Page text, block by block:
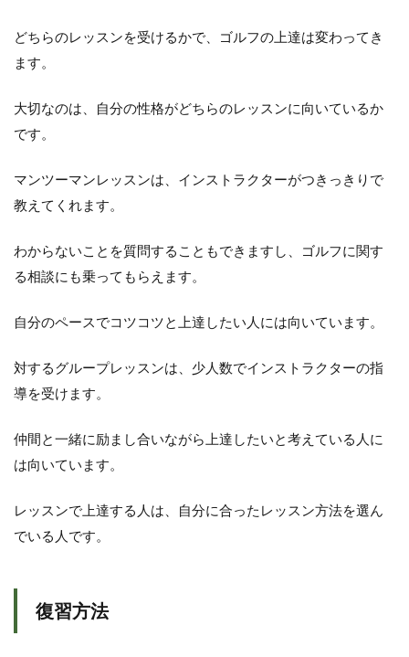
どちらのレッスンを受けるかで、ゴルフの上達は変わってき
ます。
大切なのは、自分の性格がどちらのレッスンに向いているか
です。
マンツーマンレッスンは、インストラクターがつきっきりで
教えてくれます。
わからないことを質問することもできますし、ゴルフに関す
る相談にも乗ってもらえます。
自分のペースでコツコツと上達したい人には向いています。
対するグループレッスンは、少人数でインストラクターの指
導を受けます。
仲間と一緒に励まし合いながら上達したいと考えている人に
は向いています。
レッスンで上達する人は、自分に合ったレッスン方法を選ん
でいる人です。
復習方法